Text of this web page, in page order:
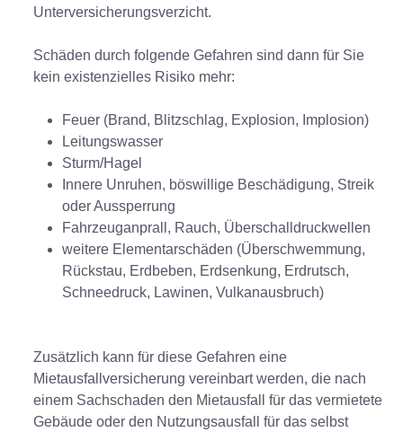
Unterversicherungsverzicht.
Schäden durch folgende Gefahren sind dann für Sie
kein existenzielles Risiko mehr:
Feuer (Brand, Blitzschlag, Explosion, Implosion)
Leitungswasser
Sturm/Hagel
Innere Unruhen, böswillige Beschädigung, Streik
oder Aussperrung
Fahrzeuganprall, Rauch, Überschalldruckwellen
weitere Elementarschäden (Überschwemmung,
Rückstau, Erdbeben, Erdsenkung, Erdrutsch,
Schneedruck, Lawinen, Vulkanausbruch)
Zusätzlich kann für diese Gefahren eine
Mietausfallversicherung vereinbart werden, die nach
einem Sachschaden den Mietausfall für das vermietete
Gebäude oder den Nutzungsausfall für das selbst